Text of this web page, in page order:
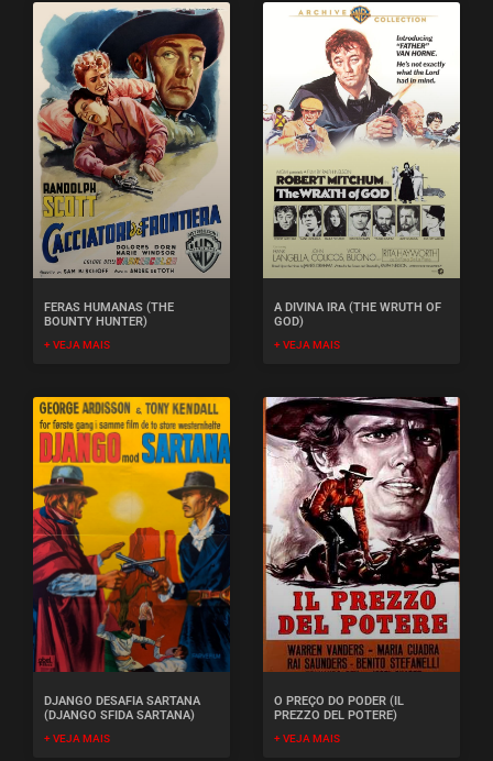
FERAS HUMANAS (THE
BOUNTY HUNTER)
+ VEJA MAIS
A DIVINA IRA (THE WRUTH OF
GOD)
+ VEJA MAIS
DJANGO DESAFIA SARTANA
(DJANGO SFIDA SARTANA)
+ VEJA MAIS
O PREÇO DO PODER (IL
PREZZO DEL POTERE)
+ VEJA MAIS